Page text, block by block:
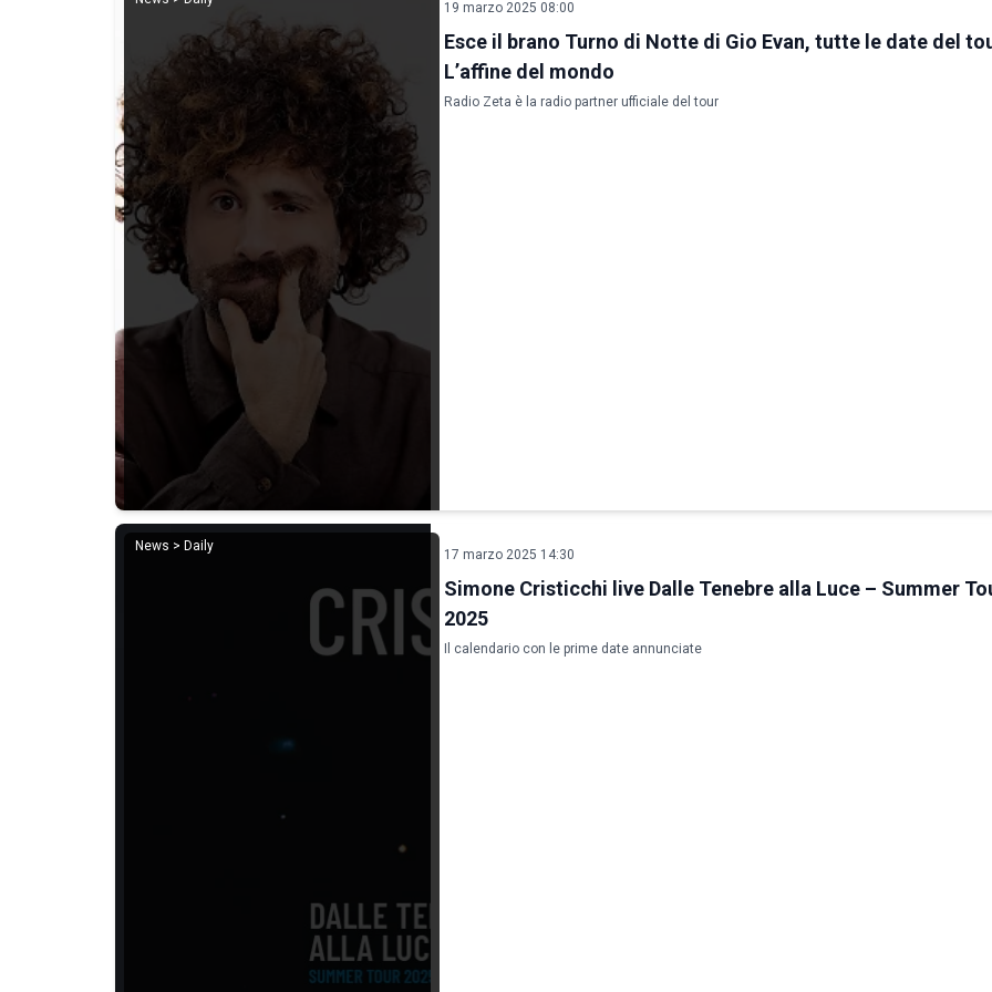
19 marzo 2025 08:00
Esce il brano Turno di Notte di Gio Evan, tutte le date del
L’affine del mondo
Radio Zeta è la radio partner ufficiale del tour
News > Daily
17 marzo 2025 14:30
Simone Cristicchi live Dalle Tenebre alla Luce – Summer
2025
Il calendario con le prime date annunciate